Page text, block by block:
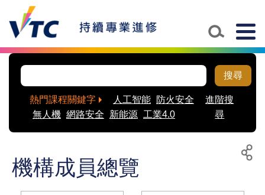
搜尋
熱門課程關鍵字 人工智能
防火安全
無人機 網路安全 新能源 工業4.0
進階搜
尋
機構成員總覽